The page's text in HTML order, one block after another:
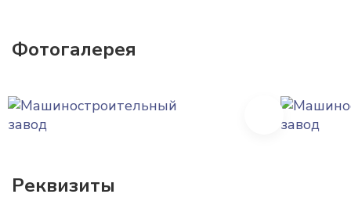
Фотогалерея
Next
Реквизиты